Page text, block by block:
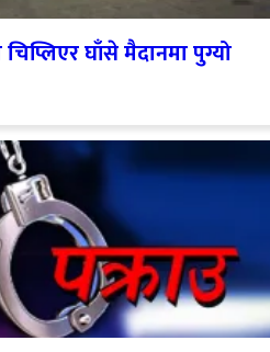
घाँसे मैदानमा पुग्यो